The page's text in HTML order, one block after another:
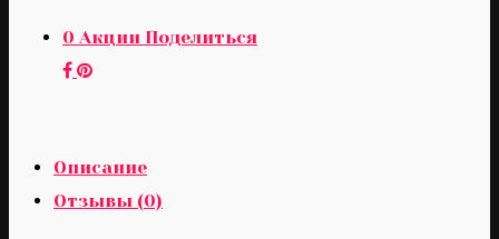
0 Акции Поделиться
Описание
Отзывы (0)